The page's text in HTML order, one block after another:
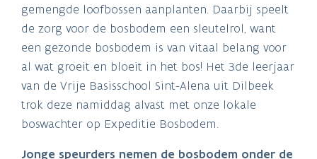
gemengde loofbossen aanplanten. Daarbij speelt
de zorg voor de bosbodem een sleutelrol, want
een gezonde bosbodem is van vitaal belang voor
al wat groeit en bloeit in het bos! Het 3de leerjaar
van de Vrije Basisschool Sint-Alena uit Dilbeek
trok deze namiddag alvast met onze lokale
boswachter op Expeditie Bosbodem.
Jonge speurders nemen de bosbodem onder de